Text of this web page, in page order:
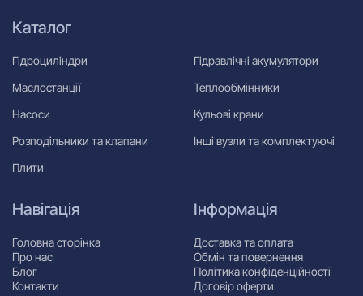
Навігація
Головна сторінка
Про нас
Блог
Контакти
Каталог
Гідроциліндри
Маслостанції
Насоси
Розподільники та клапани
Плити
Гідравлічні акумулятори
Теплообмінники
Кульові крани
Інші вузли та комплектуючі
Інформація
Доставка та оплата
Обмін та повернення
Політика конфіденційності
Договір оферти